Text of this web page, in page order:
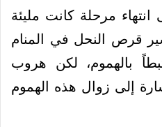
انتهاء مرحلة كانت مليئة
قرص النحل في المنام
بالهموم، لكن هروب
إلى زوال هذه الهموم